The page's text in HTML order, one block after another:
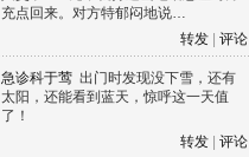
充点回来。对方特郁闷地说…
转发
评论
急诊科于莺 出门时发现没下雪，还有
太阳，还能看到蓝天，惊呼这一天值
了！
转发
评论